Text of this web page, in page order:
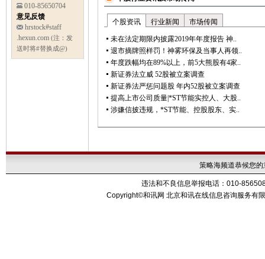
010-85650704
意见反馈
hrstock#staff
.hexun.com (注：发
送时将#替换成@)
策略海频道恭候您的
违法和不良信息举报电话：010-
Copyright©和讯网 北京和讯在线信息咨询服务有